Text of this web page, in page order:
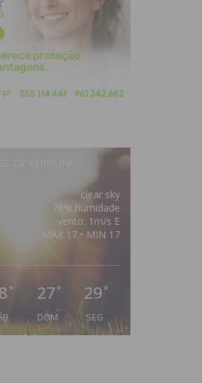
clear sky
78% humidade
vento: 1m/s E
MAX 17 • MIN 17
° 27 °
DOM
29 °
SEG